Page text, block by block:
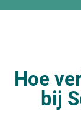
Hoe
bij